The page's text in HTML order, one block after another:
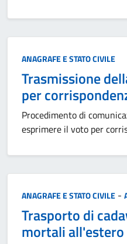
Categoria:
ANAGRAFE E STATO CIVILE
Trasmissione
per
Procedimento di
esprimere il voto per
Categoria:
ANAGRAFE E STATO CIVILE -
Trasporto di
mortali all'estero